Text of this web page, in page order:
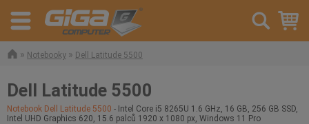
» Notebooky » Dell Latitude 5500
Dell Latitude 5500
Notebook Dell Latitude 5500 - Intel Core i5 8265U 1.6 GHz, 16 GB, 256 GB SSD,
Intel UHD Graphics 620, 15.6 palců 1920 x 1080 px, Windows 11 Pro